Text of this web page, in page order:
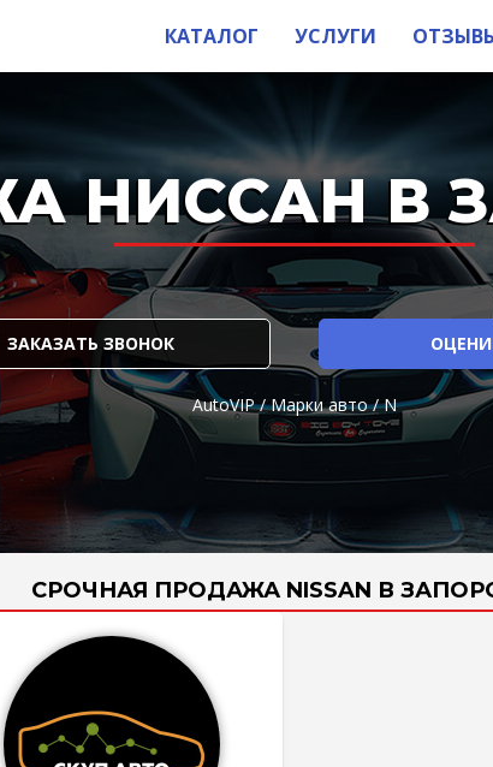
КАТАЛОГ УСЛУГИ
НИССАН В
ЗАКАЗАТЬ ЗВОНОК
AutoVIP/Марки авто/N
СРОЧНАЯ ПРОДАЖА NISSAN В